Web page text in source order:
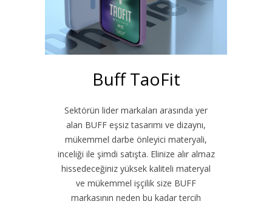
Buff TaoFit
Sektörün lider markaları arasında yer
alan BUFF eşsiz tasarımı ve dizaynı,
mükemmel darbe önleyici materyali,
inceliği ile şimdi satışta. Elinize alır almaz
hissedeceğiniz yüksek kaliteli materyal
ve mükemmel işçilik size BUFF
markasının neden bu kadar tercih